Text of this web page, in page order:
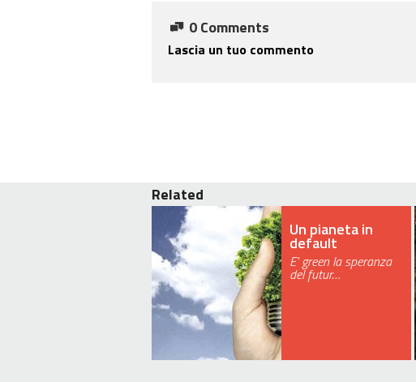
0 Comments
Lascia un tuo commento
Related
Un pianeta in
default
E' green la speranza
del futur…